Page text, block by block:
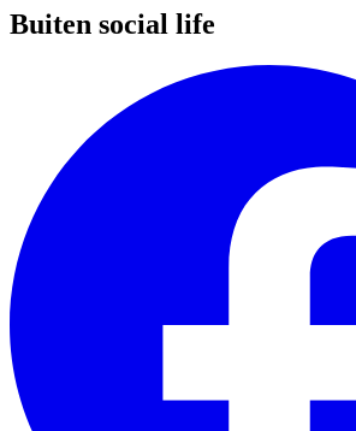
Buiten social life